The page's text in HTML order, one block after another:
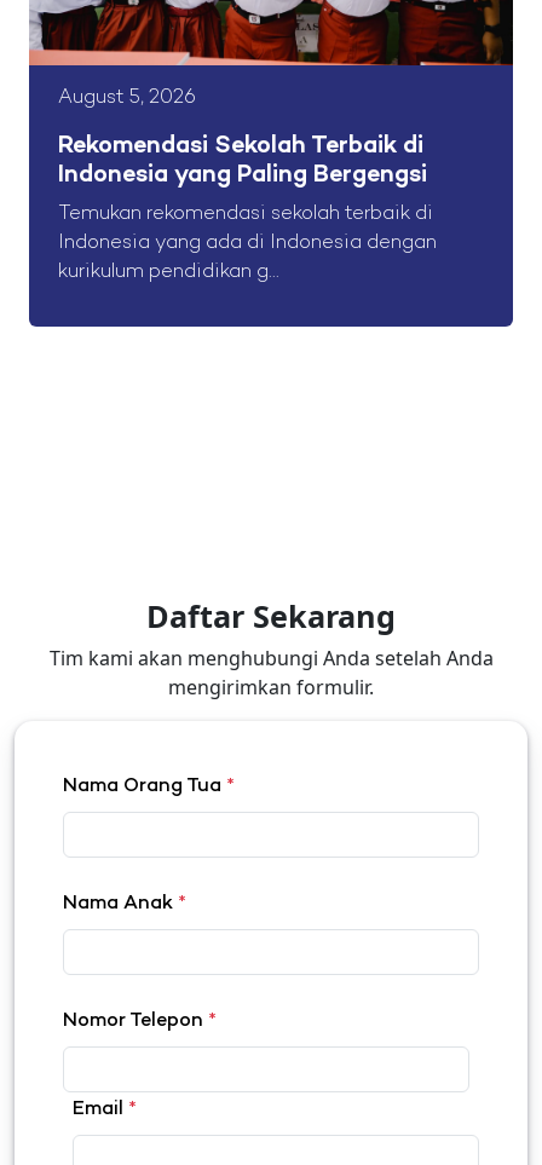
August 5, 2026
Rekomendasi Sekolah Terbaik di
Indonesia yang Paling Bergengsi
Temukan rekomendasi sekolah terbaik di
Indonesia yang ada di Indonesia dengan
kurikulum pendidikan g...
Daftar Sekarang
Tim kami akan menghubungi Anda setelah Anda
mengirimkan formulir.
Nama Orang Tua *
Nama Anak *
Nomor Telepon *
Email *